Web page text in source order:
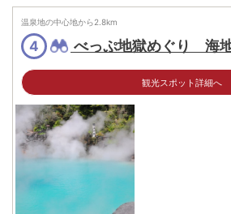
駐車場
無料（80台）
※小型・大型バス駐車場あり
電話番号
※ 掲載情報は変更になる場合があります。最新の
問合せください。
※ 料金情報は税込・税抜表記が混ざっております。
自身でお問合せください。
温泉地の中心地から2.8km
4 べっぷ地獄めぐり 海
観光スポット詳細へ